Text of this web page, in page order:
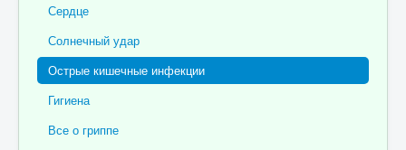
Бессмертный полк
Сердце
Солнечный удар
Острые кишечные инфекции
Гигиена
Все о гриппе